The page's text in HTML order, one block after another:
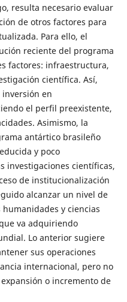
resulta necesario evaluar
de otros factores para
Para ello, el
reciente del programa
factores: infraestructura,
científica. Así,
en
el perfil preexistente,
Asimismo, la
antártico brasileño
y poco
investigaciones científicas,
de institucionalización
alcanzar un nivel de
y ciencias
va adquiriendo
Lo anterior sugiere
sus operaciones
internacional, pero no
o incremento de